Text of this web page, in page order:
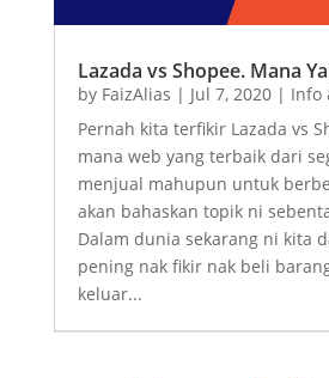
Lazada vs Shopee. Mana
by FaizAlias | Jul 7, 2020| Info
Pernah kita terfikir Lazada vs
mana web yang terbaik dari
menjual mahupun untuk
akan bahaskan topik ni
Dalam dunia sekarang ni kita
pening nak fikir nak beli
keluar...